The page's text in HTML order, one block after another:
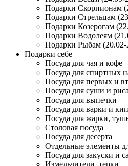
Подарки Скорпионам
Подарки Стрельцам
Подарки Козерогам
Подарки Водолеям
Подарки Рыбам (20.02-
Подарки себе
Посуда для чая и кофе
Посуда для спиртных
Посуда для первых и
Посуда для суши и риса
Посуда для выпечки
Посуда для варки и
Посуда для жарки,
Столовая посуда
Посуда для десерта
Отдельные элементы
Посуда для закуски и
Измельчители, терки